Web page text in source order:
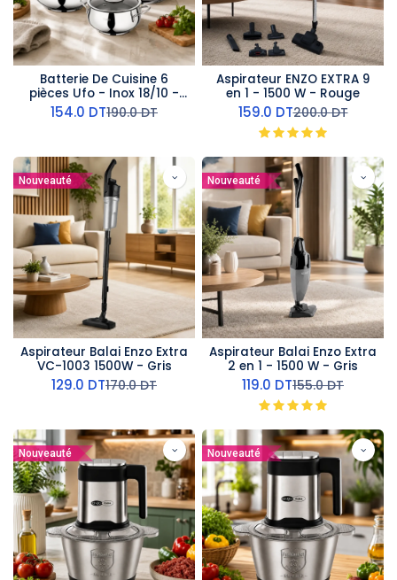
Batterie De Cuisine 6
pièces Ufo - Inox 18/10 -
Argent
154.0 DT190.0DT
Aspirateur ENZO EXTRA 9
en 1 - 1500 W - Rouge
159.0 DT200.0DT
Nouveauté
Aspirateur Balai Enzo Extra
VC-1003 1500W - Gris
129.0 DT170.0DT
Nouveauté
Aspirateur Balai Enzo Extra
2 en 1 - 1500 W - Gris
119.0 DT155.0DT
Nouveauté Nouveauté